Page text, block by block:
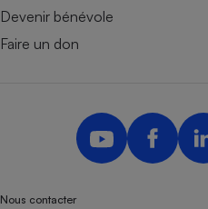
Devenir bénévole
Faire un don
Nous contacter